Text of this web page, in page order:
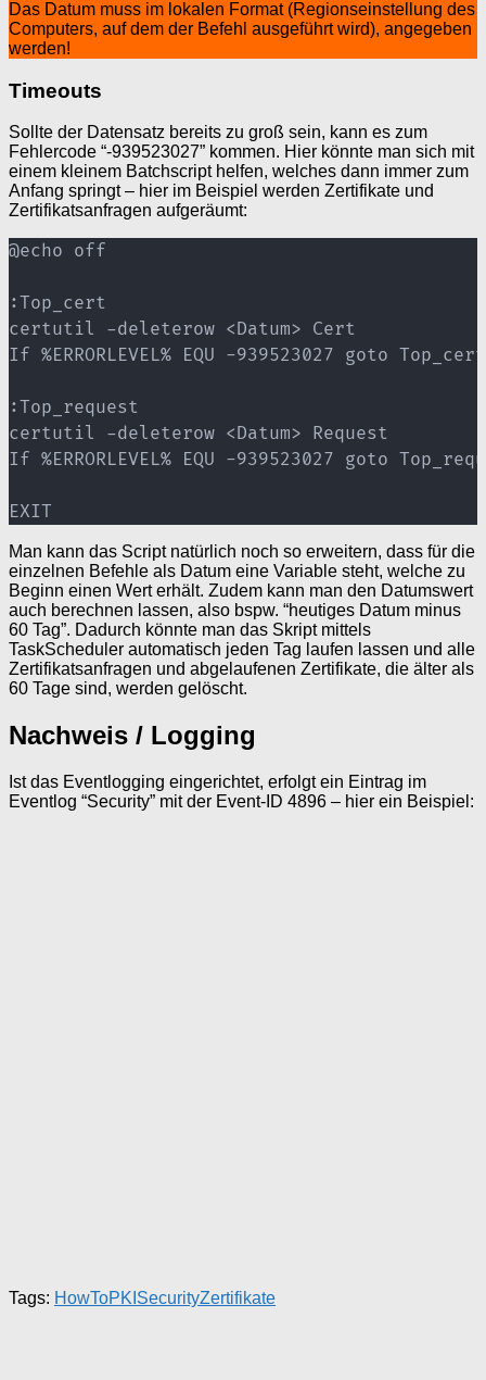
Das Datum muss im lokalen Format (Regionseinstellung des
Computers, auf dem der Befehl ausgeführt wird), angegeben
werden!
Timeouts
Sollte der Datensatz bereits zu groß sein, kann es zum
Fehlercode “-939523027” kommen. Hier könnte man sich mit
einem kleinem Batchscript helfen, welches dann immer zum
Anfang springt – hier im Beispiel werden Zertifikate und
Zertifikatsanfragen aufgeräumt:
@echo off
:Top_cert
certutil -deleterow <Datum> Cert
If %ERRORLEVEL% EQU -939523027 goto Top_cert
:Top_request
certutil -deleterow <Datum> Request
If %ERRORLEVEL% EQU -939523027 goto
EXIT
Man kann das Script natürlich noch so erweitern, dass für die
einzelnen Befehle als Datum eine Variable steht, welche zu
Beginn einen Wert erhält. Zudem kann man den Datumswert
auch berechnen lassen, also bspw. “heutiges Datum minus
60 Tag”. Dadurch könnte man das Skript mittels
TaskScheduler automatisch jeden Tag laufen lassen und alle
Zertifikatsanfragen und abgelaufenen Zertifikate, die älter als
60 Tage sind, werden gelöscht.
Nachweis / Logging
Ist das Eventlogging eingerichtet, erfolgt ein Eintrag im
Eventlog “Security” mit der Event-ID 4896 – hier ein Beispiel:
Tags: HowToPKI SecurityZertifikate